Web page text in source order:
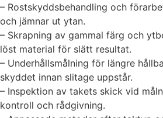
– Rostskyddsbehandling och
och jämnar ut ytan.
– Skrapning av gammal färg och
löst material för slätt resultat.
– Underhållsmålning för längre
skyddet innan slitage uppstår.
– Inspektion av takets skick vid
kontroll och rådgivning.